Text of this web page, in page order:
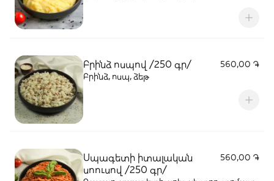
Բրինձ ոսպով /250 գր/
560,00 ֏
Բրինձ, ոսպ, ձեթ
Սպագետի իտալական
սոուսով /250 գր/
560,00 ֏